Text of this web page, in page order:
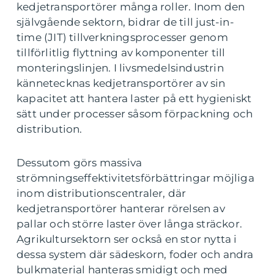
kedjetransportörer många roller. Inom den
självgående sektorn, bidrar de till just-in-
time (JIT) tillverkningsprocesser genom
tillförlitlig flyttning av komponenter till
monteringslinjen. I livsmedelsindustrin
kännetecknas kedjetransportörer av sin
kapacitet att hantera laster på ett hygieniskt
sätt under processer såsom förpackning och
distribution.
Dessutom görs massiva
strömningseffektivitetsförbättringar möjliga
inom distributionscentraler, där
kedjetransportörer hanterar rörelsen av
pallar och större laster över långa sträckor.
Agrikultursektorn ser också en stor nytta i
dessa system där sädeskorn, foder och andra
bulkmaterial hanteras smidigt och med